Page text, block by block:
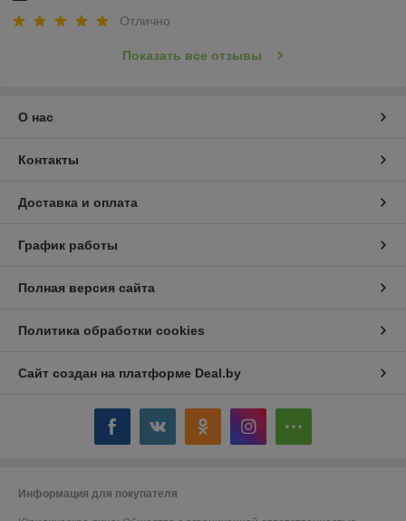
Отлично
Показать все отзывы
О нас
Контакты
Доставка и оплата
График работы
Полная версия сайта
Политика обработки cookies
Сайт создан на платформе Deal.by
Информация для покупателя